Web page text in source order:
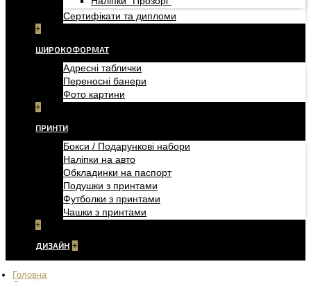
Сертифікати та дипломи
+
ШИРОКОФОРМАТ
Адресні таблички
Переносні банери
Фото картини
+
ПРИНТИ
Бокси / Подарункові набори
Наліпки на авто
Обкладинки на паспорт
Подушки з принтами
Футболки з принтами
Чашки з принтами
+
ДИЗАЙН +
Головна